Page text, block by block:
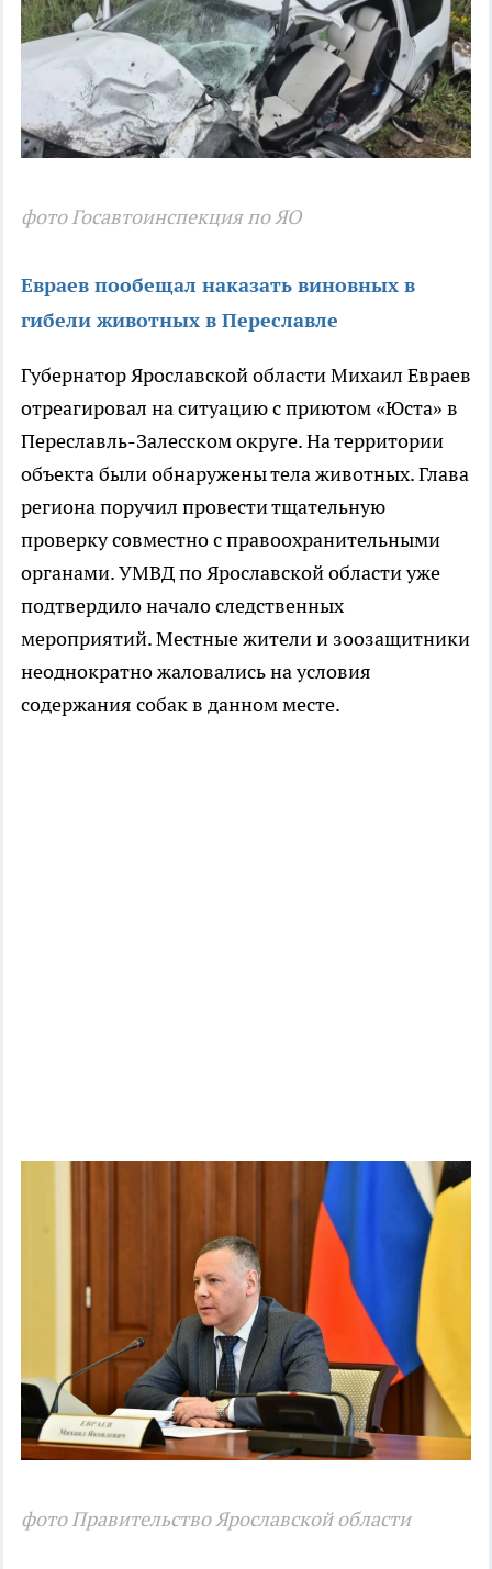
фото Госавтоинспекция по ЯО
Евраев пообещал наказать виновных в
гибели животных в Переславле
Губернатор Ярославской области Михаил Евраев
отреагировал на ситуацию с приютом «Юста» в
Переславль-Залесском округе. На территории
объекта были обнаружены тела животных. Глава
региона поручил провести тщательную
проверку совместно с правоохранительными
органами. УМВД по Ярославской области уже
подтвердило начало следственных
мероприятий. Местные жители и зоозащитники
неоднократно жаловались на условия
содержания собак в данном месте.
фото Правительство Ярославской области